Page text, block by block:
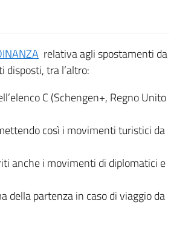
relativa agli spostamenti da
disposti, tra l’altro:
C (Schengen+, Regno Unito
così i movimenti turistici da
anche i movimenti di diplomatici e
della partenza in caso di viaggio da